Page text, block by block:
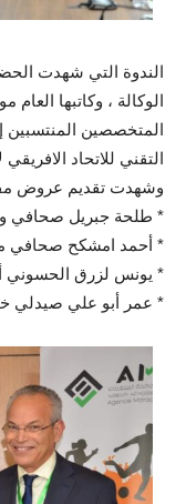
الندوة التي شهدت
الوكالة ، وكاتبها
المتخصصين المنتسبين
التقني للاتحاد
وشهدت تقديم عروض
* طلحة جبريل صحافي
* أحمد امشكح صحافي
* يونس لزرق الحسوني
* عمر أبو علي صيدلي